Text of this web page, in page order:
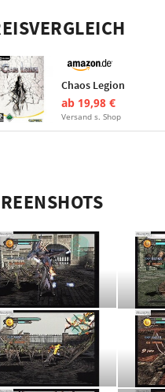
Chaos Legion
ab 19,98 €
Versand s. Shop